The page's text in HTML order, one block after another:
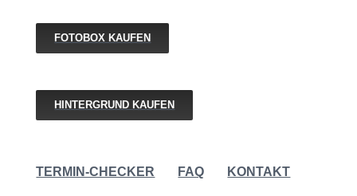
FOTOBOX KAUFEN
HINTERGRUND KAUFEN
TERMIN-CHECKER FAQ KONTAKT